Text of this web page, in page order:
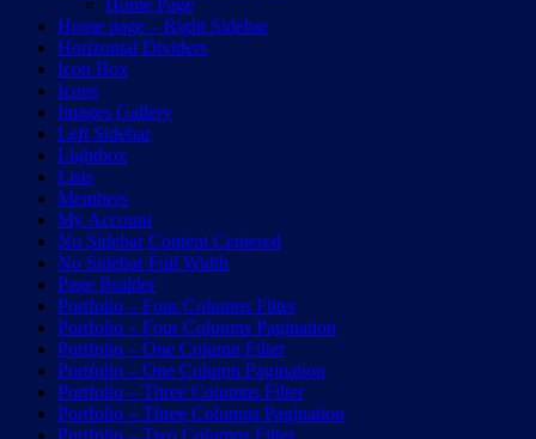
Home page – Right Sidebar
Horizontal Dividers
Icon Box
Icons
Images Gallery
Left Sidebar
Lightbox
Lists
Members
My Account
No Sidebar Content Centered
No Sidebar Full Width
Page Builder
Portfolio – Four Columns Filter
Portfolio – Four Columns Pagination
Portfolio – One Column Filter
Portfolio – One Column Pagination
Portfolio – Three Columns Filter
Portfolio – Three Columns Pagination
Portfolio – Two Columns Filter